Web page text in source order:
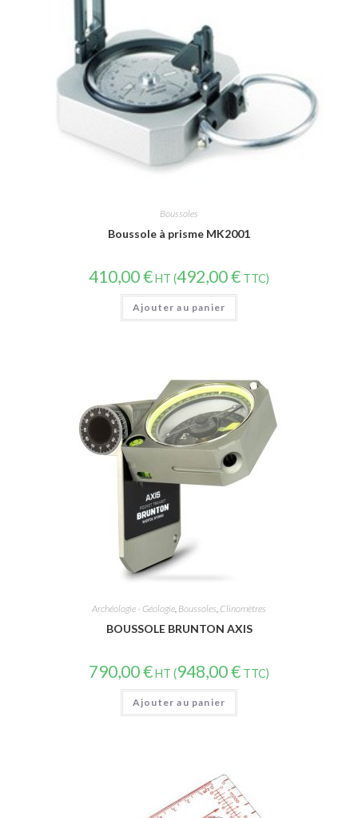
Boussoles
Boussole à prisme MK2001
410,00€HT (492,00€ TTC)
Ajouter au panier
Archéologie - Géologie Boussoles Clinomètres
BOUSSOLE BRUNTON AXIS
790,00€HT (948,00€ TTC)
Ajouter au panier